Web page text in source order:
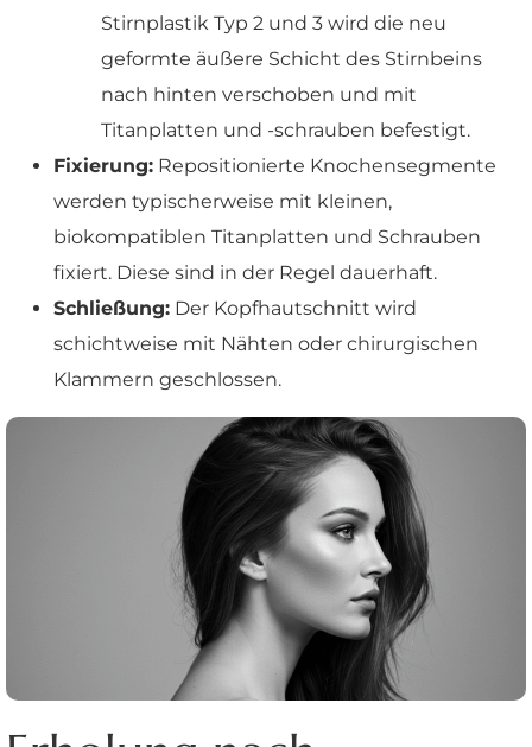
Stirnplastik Typ 2 und 3 wird die neu
geformte äußere Schicht des Stirnbeins
nach hinten verschoben und mit
Titanplatten und -schrauben befestigt.
Fixierung: Repositionierte Knochensegmente
werden typischerweise mit kleinen,
biokompatiblen Titanplatten und Schrauben
fixiert. Diese sind in der Regel dauerhaft.
Schließung: Der Kopfhautschnitt wird
schichtweise mit Nähten oder chirurgischen
Klammern geschlossen.